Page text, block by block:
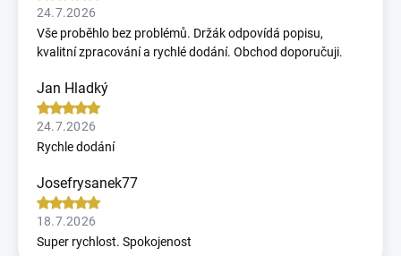
24.7.2026
Vše proběhlo bez problémů. Držák odpovídá popisu,
kvalitní zpracování a rychlé dodání. Obchod doporučuji.
Jan Hladký
24.7.2026
Rychle dodání
Josefrysanek77
18.7.2026
Super rychlost. Spokojenost